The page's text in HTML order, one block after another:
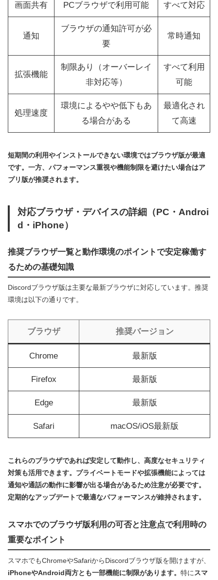
画面共有 PCブラウザで利用可能 すべて対応
通知
ブラウザの通知許可が必
要
常時通知
拡張機能
制限あり（オーバーレイ
非対応等）
すべて利用
可能
処理速度
環境によるやや低下もあ
る場合がある
最適化され
て高速
短期間の利用やインストールできない環境ではブラウザ版が最適
です。一方、パフォーマンス重視や機能制限を避けたい場合はア
プリ版が推奨されます。
対応ブラウザ・デバイスの詳細（PC・Androi
d・iPhone）
推奨ブラウザ一覧と動作環境のポイントで安定稼働す
るための基礎知識
Discordブラウザ版は主要な最新ブラウザに対応しています。推奨
環境は以下の通りです。
ブラウザ 推奨バージョン
Chrome 最新版
Firefox 最新版
Edge 最新版
Safari macOS/iOS最新版
これらのブラウザであれば安定して動作し、高度なセキュリティ
対策も活用できます。プライベートモードや拡張機能によっては
通知や通話の動作に影響が出る場合があるため注意が必要です。
定期的なアップデートで最適なパフォーマンスが維持されます。
スマホでのブラウザ版利用の可否と注意点で利用時の
重要なポイント
スマホでもChromeやSafariからDiscordブラウザ版を開けますが、
iPhoneやAndroid両方とも一部機能に制限があります。 特に スマ